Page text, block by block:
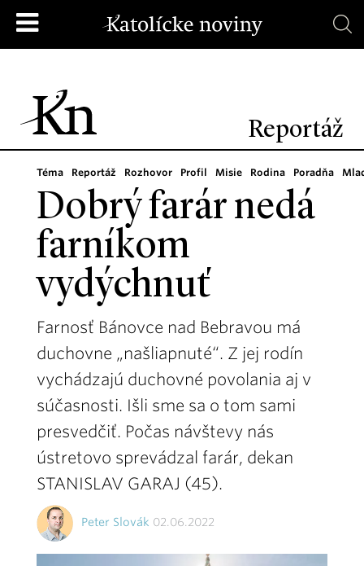
Reportáž
Téma Reportáž Rozhovor Profil Misie Rodina Poradňa
Dobrý farár nedá
farníkom
vydýchnuť
Farnosť Bánovce nad Bebravou má
duchovne „našliapnuté“. Z jej rodín
vychádzajú duchovné povolania aj v
súčasnosti. Išli sme sa o tom sami
presvedčiť. Počas návštevy nás
ústretovo sprevádzal farár, dekan
STANISLAV GARAJ (45).
Peter Slovák 02.06.2022